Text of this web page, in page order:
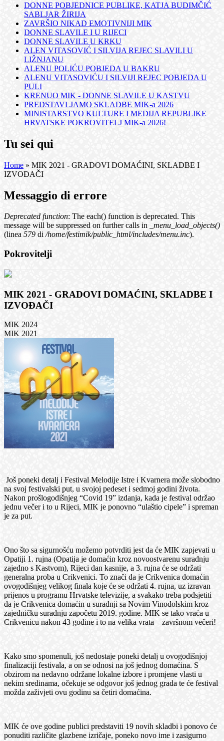
DONNE POBJEDNICE PUBLIKE, KATJA BUDIMČIĆ
SABLJAR ŽIRIJA
ZAVRŠIO NIKAD EMOTIVNIJI MIK
DONNE SLAVILE I U RIJECI
DONNE SLAVILE U KRKU
ALEN VITASOVIĆ I SILVIJA REJEC SLAVILI U
LIŽNJANU
ALENU POLIĆU POBJEDA U BAKRU
ALENU VITASOVIĆU I SILVIJI REJEC POBJEDA U
PULI
KRENUO MIK - DONNE SLAVILE U KASTVU
PREDSTAVLJAMO SKLADBE MIK-a 2026
MINISTARSTVO KULTURE I MEDIJA REPUBLIKE
HRVATSKE POKROVITELJ MIK-a 2026!
Tu sei qui
Home » MIK 2021 - GRADOVI DOMAĆINI, SKLADBE I
IZVOĐAČI
Messaggio di errore
Deprecated function: The each() function is deprecated. This
message will be suppressed on further calls in
_menu_load_objects()
(linea 579 di/home/festimik/public_html/includes/menu.inc).
Pokrovitelji
MIK 2021 - GRADOVI DOMAĆINI, SKLADBE I
IZVOĐAČI
MIK 2024
MIK 2021
Još poneki detalj i Festival Melodije Istre i Kvarnera može slobodno
na svoj festivalski put, u svojoj pedeset i sedmoj godini života.
Nakon prošlogodišnjeg “Covid 19” izdanja, kada je festival održao
jednu večer i to u Rijeci, MIK je ponovno “ulaštio cipele” i spreman
je za put.
Ono što sa sigurnošću možemo potvrditi jest da će MIK zapjevati u
Opatiji 1. rujna (Opatija je domaćin kroz novoostvarenu suradnju
zajedno s Kastvom), Rijeci dan kasnije, a 3. rujna će se održati
generalna proba u Crikvenici. To znači da je Crikvenica domaćin
ovogodišnjeg velikog finala koje će se održati 4. rujna, uz izravan
prijenos u programu Hrvatske televizije, a svakako treba podsjetiti
da je Crikvenica domaćin u suradnji sa Novim Vinodolskim kroz
zajedničku suradnju započetu 2019. godine. MIK se tako vraća u
Crikvenicu nakon 43 godine i to na velika vrata – završnom večeri!
Kako smo spomenuli, još nedostaje poneki detalj u ovogodišnjoj
finalizaciji festivala, a on se odnosi na još jednog domaćina. S
obzirom na nedavno održane lokalne izbore i promjene vlasti u
nekim sredinama, očekuje se odgovor još jednog grada te će festival
možda zaživjeti ovu godinu sa četiri domaćina.
MIK će ove godine publici predstaviti 19 novih skladbi i ponovo će
ponuditi različite glazbene izričaje, poneko novo ime i zasigurno